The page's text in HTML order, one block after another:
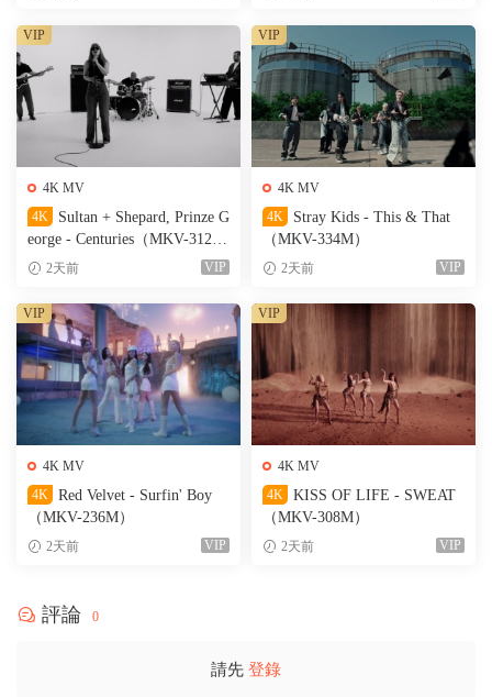
4K MV
4K
Sultan + Shepard, Prinze G
eorge - Centuries（MKV-312
M）2天前 VIP
VIP
4K MV
4K
Stray Kids - This & That
（MKV-334M）
2天前 VIP
VIP
4K MV
4K
Red Velvet - Surfin' Boy
（MKV-236M）
2天前 VIP
VIP
4K MV
4K
KISS OF LIFE - SWEAT
（MKV-308M）
2天前 VIP
VIP
評論 0
請先 登錄